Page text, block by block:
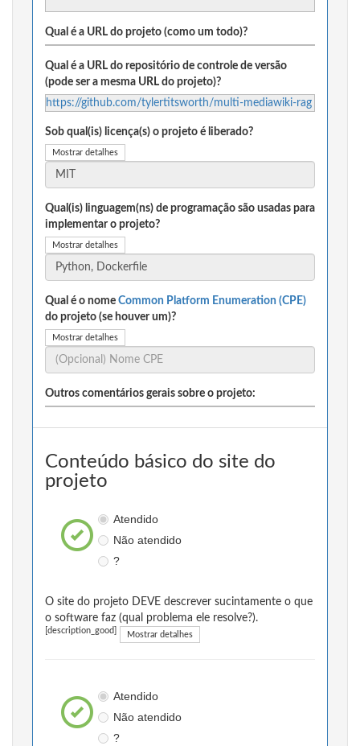
Qual é a URL do projeto (como um todo)?
Qual é a URL do repositório de controle de versão
(pode ser a mesma URL do projeto)?
https://github.com/tylertitsworth/multi-mediawiki-rag
Sob qual(is) licença(s) o projeto é liberado?
Mostrar detalhes
Qual(is) linguagem(ns) de programação são usadas para
implementar o projeto?
Mostrar detalhes
Qual é o nome Common Platform Enumeration (CPE)
do projeto (se houver um)?
Mostrar detalhes
Outros comentários gerais sobre o projeto:
Conteúdo básico do site do
projeto
Atendido
Não atendido
?
O site do projeto DEVE descrever sucintamente o que
o software faz (qual problema ele resolve?).
[description_good] Mostrar detalhes
Atendido
Não atendido
?